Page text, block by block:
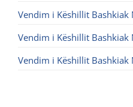
Vendim i Këshillit
Vendim i Këshillit
Vendim i Këshillit